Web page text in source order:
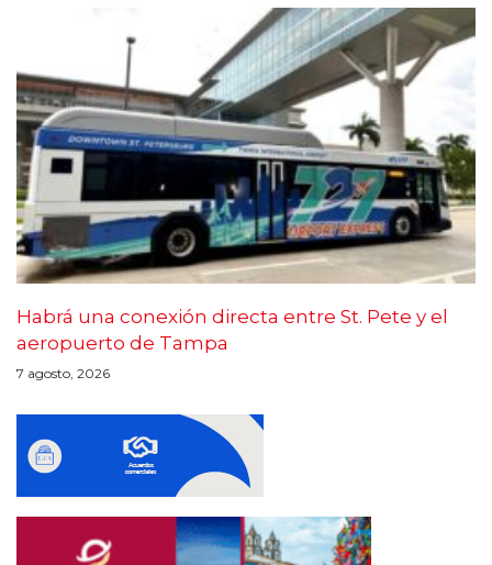
Habrá una conexión directa entre St. Pete y el
aeropuerto de Tampa
7 agosto, 2026